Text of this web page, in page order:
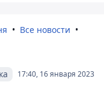
Все новости
17:40, 16 января 2023